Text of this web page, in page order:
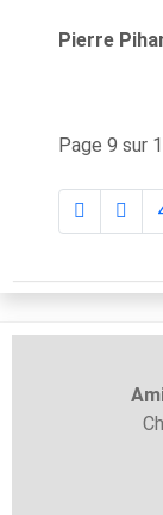
Pierre
Page 9 sur